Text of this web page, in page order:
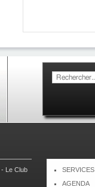
- Le Club
SERVICES
AGENDA